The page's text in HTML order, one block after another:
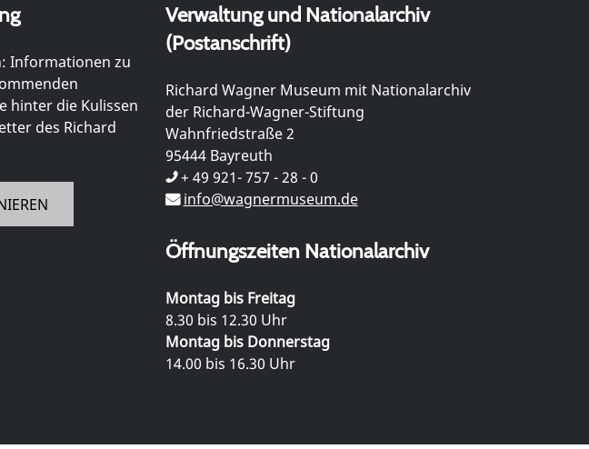
Informationen zu
hinter die Kulissen
des Richard
Verwaltung und Nationalarchiv
(Postanschrift)
Richard Wagner Museum mit Nationalarchiv
der Richard-Wagner-Stiftung
Wahnfriedstraße 2
95444 Bayreuth
+ 49 921- 757 - 28 - 0
info@wagnermuseum.de
Öffnungszeiten Nationalarchiv
Montag bis Freitag
8.30 bis 12.30 Uhr
Montag bis Donnerstag
14.00 bis 16.30 Uhr